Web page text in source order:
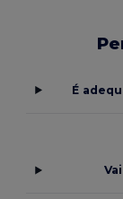
É